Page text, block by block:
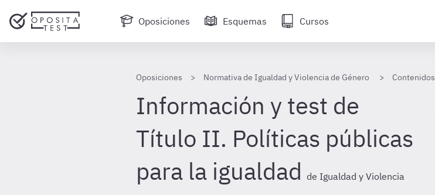
Oposiciones Esquemas Cursos
Oposiciones Normativa de Igualdad y Violencia de Género Contenidos
Información y test de
Título II. Políticas públicas
para la igualdad de Igualdad y Violencia